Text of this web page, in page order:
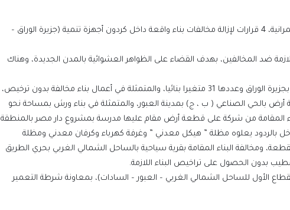
أصدر الدكتور عاصم الجزار، وزير الإسكان والمرافق والمجتمعات العمرانية، 4 قرارات لإزالة مخالفات بناء واقعة داخل كردون أجهزة تنمية (جزيرة الوراق –
ضد المخالفين، بهدف القضاء على الظواهر العشوائية بالمدن الجديدة، وهناك
ونصت القرارات على أن تزال بالطريق الإداري مخالفات البناء الواقعة بجزيرة الوراق وعددها 31 متغيرا بنائيا، والمتمثلة في أعمال بناء مخالفة بدون ترخيص،
بالحي الصناعي ( ب ، ج) بمدينة العبور، والمتمثلة في بناء ورش بمساحة نحو
البناء المقامة من شركة على قطعة أرض مقام عليها مدرسة بمشروع دار مصر بالمنطقة
متداخل بالردود يعلوه مظلة ” هيكل معدني ” وغرفة كهرباء وكرفان معدني ومظلة
ومخالفة البناء المقامة بقرية سياحية بالساحل الشمالي الغربي بحري الطريق
الأول للساحل الشمالي الغربي – العبور – السادات)، بمعاونة شرطة التعمير
وزيرة الإسكان تتابع موقف المشروعات وأعمال
التطوير ورفع كفاءة الخدمات بمدن الصعيد الجديدة